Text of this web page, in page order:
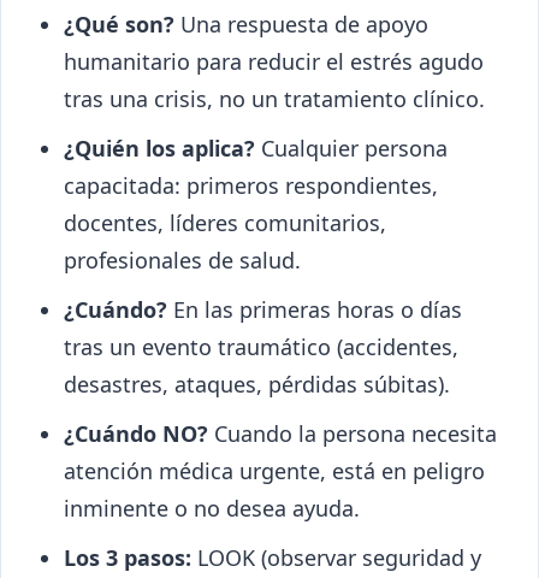
¿Qué son? Una respuesta de apoyo
humanitario para reducir el estrés agudo
tras una crisis, no un tratamiento clínico.
¿Quién los aplica? Cualquier persona
capacitada: primeros respondientes,
docentes, líderes comunitarios,
profesionales de salud.
¿Cuándo? En las primeras horas o días
tras un evento traumático (accidentes,
desastres, ataques, pérdidas súbitas).
¿Cuándo NO? Cuando la persona necesita
atención médica urgente, está en peligro
inminente o no desea ayuda.
Los 3 pasos: LOOK (observar seguridad y